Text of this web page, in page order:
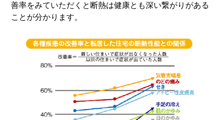
善率をみていただくと断熱は健康とも深い繋がりがある
ことが分かります。